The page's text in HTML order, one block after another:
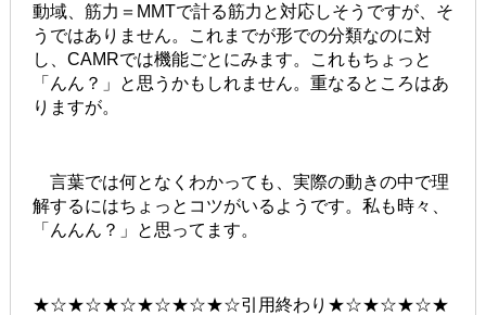
動域、筋力＝MMTで計る筋力と対応しそうですが、そ
うではありません。これまでが形での分類なのに対
し、CAMRでは機能ごとにみます。これもちょっと
「んん？」と思うかもしれません。重なるところはあ
りますが。
言葉では何となくわかっても、実際の動きの中で理
解するにはちょっとコツがいるようです。私も時々、
「んんん？」と思ってます。
★☆★☆★☆★☆★☆★☆引用終わり★☆★☆★☆★